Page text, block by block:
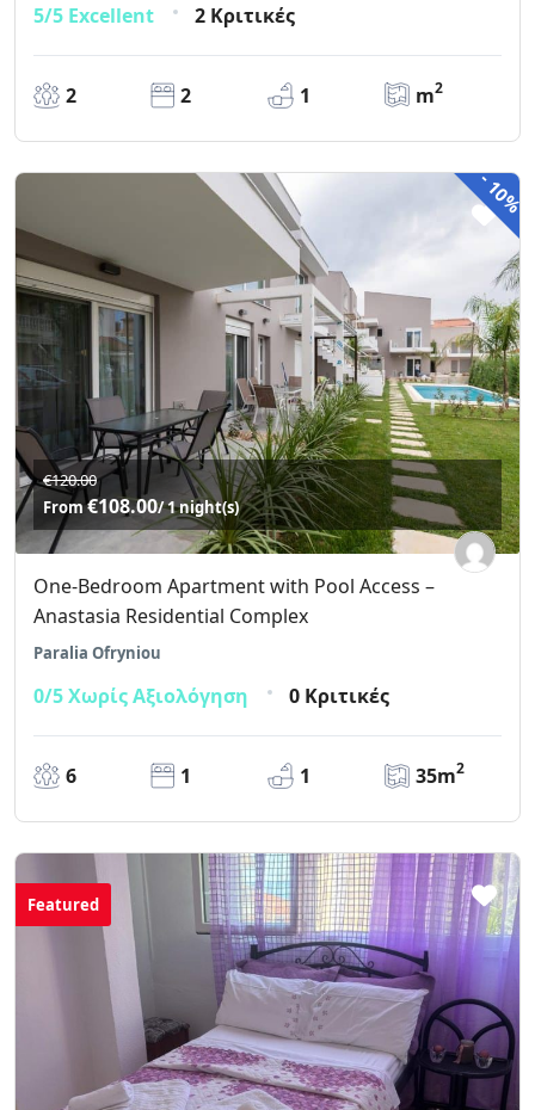
5/5 Excellent 2 Κριτικές
2 2 1 m2
-
10%
€120.00
From€108.00/ 1 night(s)
One-Bedroom Apartment with Pool Access –
Anastasia Residential Complex
Paralia Ofryniou
0/5Χωρίς Αξιολόγηση 0 Κριτικές
6 1 1 35m2
Featured